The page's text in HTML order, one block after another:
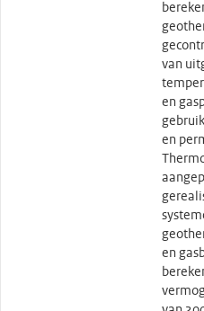
van
en
en
en